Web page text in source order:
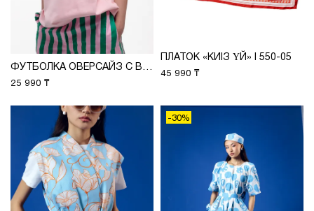
ФУТБОЛКА ОВЕРСАЙЗ С ВЫШИВКОЙ, М 2626
25 990 ₸
ПЛАТОК «КИІЗ ҮЙ» I 550-05
45 990 ₸
-30%